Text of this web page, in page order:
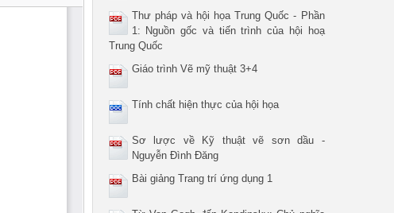
Thư pháp và hội họa Trung Quốc - Phần
1: Nguồn gốc và tiến trình của hội hoạ
Trung Quốc
Giáo trình Vẽ mỹ thuật 3+4
Tính chất hiện thực của hội họa
Sơ lược về Kỹ thuật vẽ sơn dầu -
Nguyễn Đình Đăng
Bài giảng Trang trí ứng dụng 1